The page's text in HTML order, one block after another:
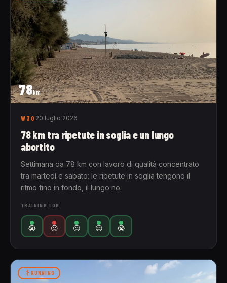
78km
W30 20 luglio 2026
78 km tra ripetute in soglia e un lungo
abortito
Settimana da 78 km con lavoro di qualità concentrato
tra martedì e sabato: le ripetute in soglia tengono il
ritmo fino in fondo, il lungo no.
TRAINING LOG
😭 😐 😐 😐 😭
RUNNING